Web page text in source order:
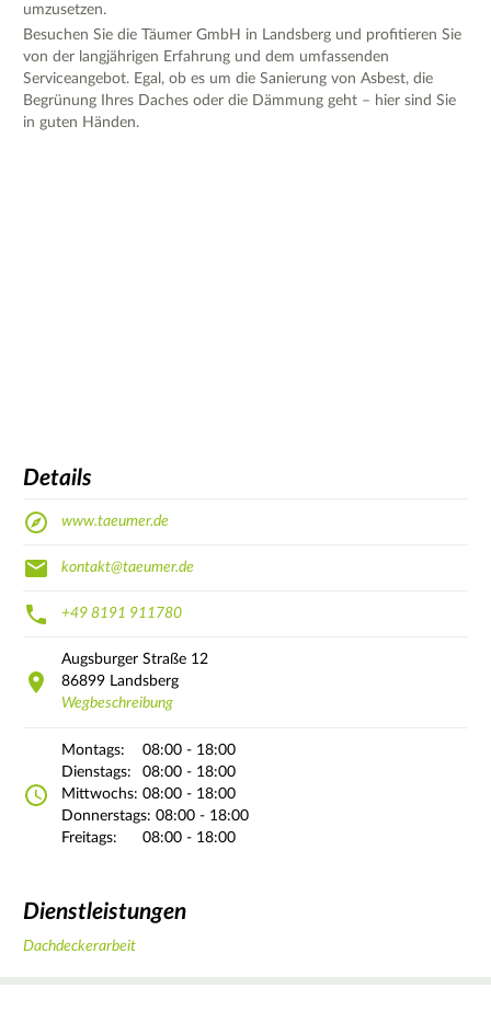
umzusetzen.
Besuchen Sie die Täumer GmbH in Landsberg und profitieren Sie
von der langjährigen Erfahrung und dem umfassenden
Serviceangebot. Egal, ob es um die Sanierung von Asbest, die
Begrünung Ihres Daches oder die Dämmung geht – hier sind Sie
in guten Händen.
Details
www.taeumer.de
kontakt@taeumer.de
+49 8191 911780
Augsburger Straße 12
86899 Landsberg
Wegbeschreibung
Montags:
08:00 - 18:00
Dienstags:
08:00 - 18:00
Mittwochs: 08:00 - 18:00
Donnerstags: 08:00 - 18:00
Freitags:
08:00 - 18:00
Dienstleistungen
Dachdeckerarbeit